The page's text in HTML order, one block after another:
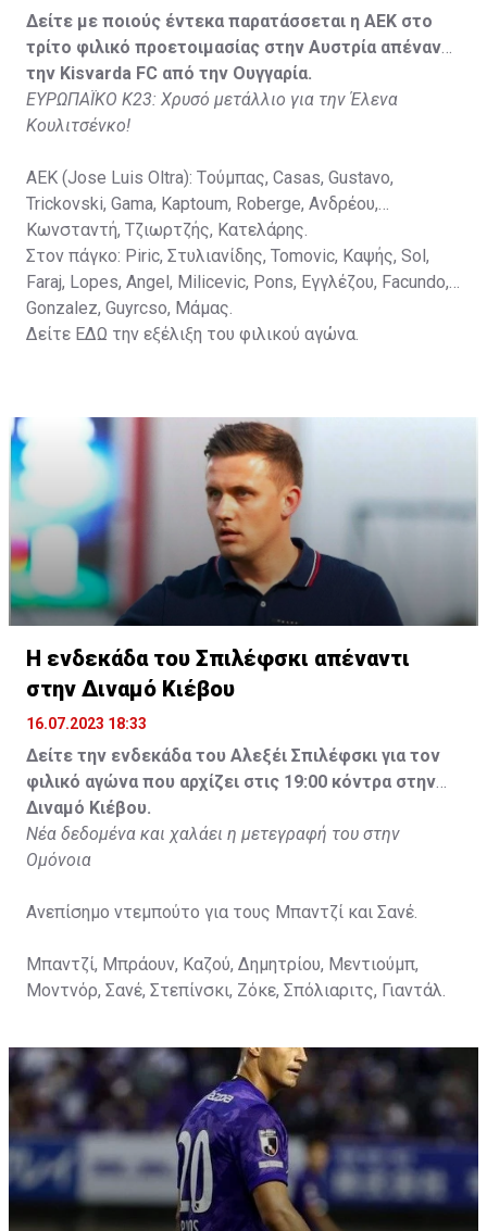
Στον πάγκο: Petkovic, Cipetic, Kovasic, Jovicic, Szeles,
Vida, Otvos, Lucas, Camas, Mesanovic.
Δείτε με ποιούς έντεκα παρατάσσεται η ΑΕΚ στο
τρίτο φιλικό προετοιμασίας στην Αυστρία απέναντι
την Kisvarda FC από την Ουγγαρία.
ΕΥΡΩΠΑΪΚΟ Κ23: Χρυσό μετάλλιο για την Έλενα
Κουλιτσένκο!
ΑΕΚ (Jose Luis Oltra): Tούμπας, Casas, Gustavo,
Trickovski, Gama, Κaptoum, Roberge, Aνδρέου,
Κωνσταντή, Τζιωρτζής, Κατελάρης.
Στον πάγκο: Piric, Στυλιανίδης, Tomovic, Καψής, Sol,
Faraj, Lopes, Angel, Milicevic, Pons, Εγγλέζου, Facundo,
Gonzalez, Guyrcso, Μάμας.
Δείτε ΕΔΩ την εξέλιξη του φιλικού αγώνα.
Η ενδεκάδα του Σπιλέφσκι απέναντι
στην Διναμό Κιέβου
16.07.2023 18:33
Δείτε την ενδεκάδα του Αλεξέι Σπιλέφσκι για τον
φιλικό αγώνα που αρχίζει στις 19:00 κόντρα στην
Διναμό Κιέβου.
Νέα δεδομένα και χαλάει η μετεγραφή του στην
Ομόνοια
Ανεπίσημο ντεμπούτο για τους Μπαντζί και Σανέ.
Μπαντζί, Μπράουν, Καζού, Δημητρίου, Μεντιούμπ,
Μοντνόρ, Σανέ, Στεπίνσκι, Ζόκε, Σπόλιαριτς, Γιαντάλ.